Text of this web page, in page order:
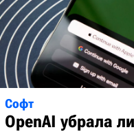
Софт
OpenAI убрала